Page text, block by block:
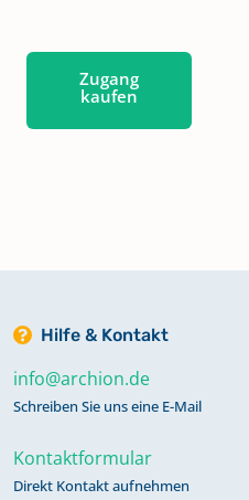
Zugang
kaufen
Hilfe & Kontakt
info@archion.de
Schreiben Sie uns eine E-Mail
Kontaktformular
Direkt Kontakt aufnehmen